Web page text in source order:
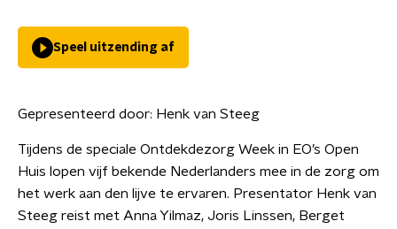
Speel uitzending af
Gepresenteerd door: Henk van Steeg
Tijdens de speciale Ontdekdezorg Week in EO’s Open
Huis lopen vijf bekende Nederlanders mee in de zorg om
het werk aan den lijve te ervaren. Presentator Henk van
Steeg reist met Anna Yilmaz, Joris Linssen, Berget